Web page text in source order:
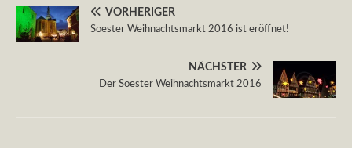
VORHERIGER
Soester Weihnachtsmarkt 2016 ist eröffnet!
NÄCHSTER
Der Soester Weihnachtsmarkt 2016